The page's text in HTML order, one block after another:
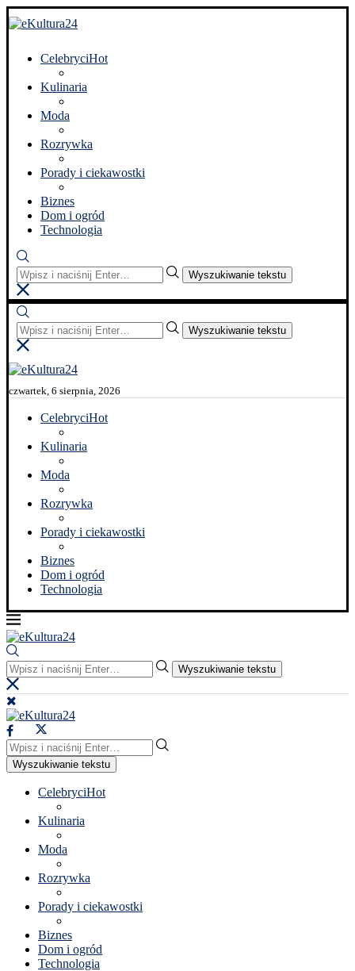
CelebryciHot
Kulinaria
Moda
Rozrywka
Porady i ciekawostki
Biznes
Dom i ogród
Technologia
Wyszukiwanie tekstu
Wyszukiwanie tekstu
czwartek, 6 sierpnia, 2026
CelebryciHot
Kulinaria
Moda
Rozrywka
Porady i ciekawostki
Biznes
Dom i ogród
Technologia
Wyszukiwanie tekstu
Wyszukiwanie tekstu
CelebryciHot
Kulinaria
Moda
Rozrywka
Porady i ciekawostki
Biznes
Dom i ogród
Technologia